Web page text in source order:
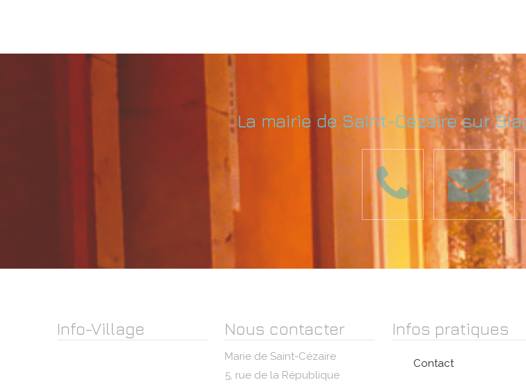
La mairie de Saint-Cézaire sur
Info-Village Nous contacter
Marie de Saint-Cézaire
5, rue de la République
Infos pratiques
Contact